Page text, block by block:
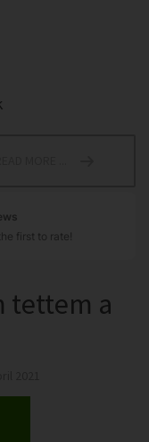
first to rate!
tettem a